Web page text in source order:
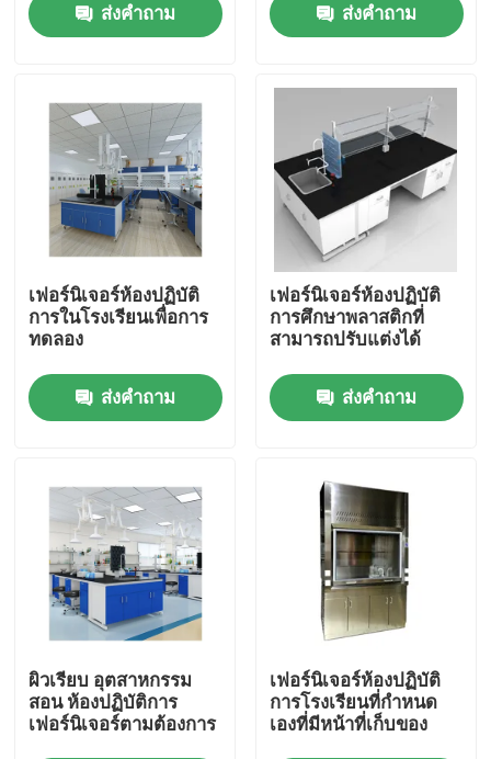
บ้าน
เกี่ยวกับเรา
รายชื่อผู้ติดต่อ
ผลิตภัณฑ์
เฟอร์นิเจอร์ห้องปฏิบัติการที่ทันสมัย
ม้านั่งเกาะห้องทดลอง
ม้านั่งติดผนังห้องปฏิบัติการ
ตู้ดูดควันในห้องปฏิบัติการ
ส่งคำถาม ส่งคำถาม
เฟอร์นิเจอร์ห้องปฏิบัติ
การในโรงเรียนเพื่อการ
ทดลอง
ส่งคำถาม
เฟอร์นิเจอร์ห้องปฏิบัติ
การศึกษาพลาสติกที่
สามารถปรับแต่งได้
ส่งคำถาม
ผิวเรียบ อุตสาหกรรม
สอน ห้องปฏิบัติการ
เฟอร์นิเจอร์ตามต้องการ
เฟอร์นิเจอร์ห้องปฏิบัติ
การโรงเรียนที่กําหนด
เองที่มีหน้าที่เก็บของ